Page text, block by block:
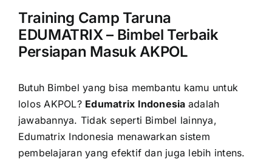
Training Camp Taruna
EDUMATRIX – Bimbel Terbaik
Persiapan Masuk AKPOL
Butuh Bimbel yang bisa membantu kamu untuk
lolos AKPOL? Edumatrix Indonesia adalah
jawabannya. Tidak seperti Bimbel lainnya,
Edumatrix Indonesia menawarkan sistem
pembelajaran yang efektif dan juga lebih intens.